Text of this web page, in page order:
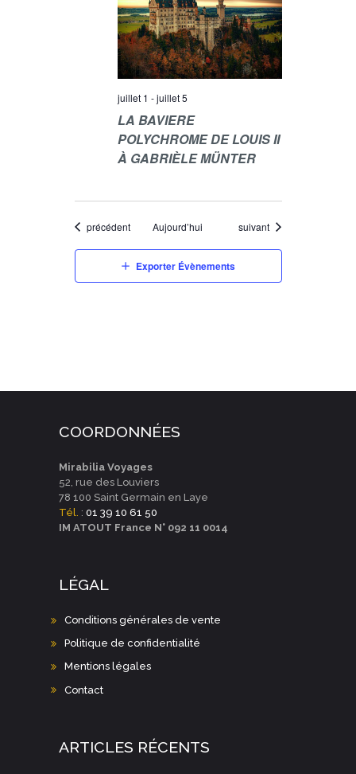
juillet 1 -juillet 5
LA BAVIERE
POLYCHROME DE LOUIS II
À GABRIÈLE MÜNTER
Évènements
précédent Aujourd’hui Évènements
suivant
Exporter Évènements
COORDONNÉES
Mirabilia Voyages
52, rue des Louviers
78 100 Saint Germain en Laye
Tél. : 01 39 10 61 50
IM ATOUT France N° 092 11 0014
LÉGAL
Conditions générales de vente
Politique de confidentialité
Mentions légales
Contact
ARTICLES RÉCENTS